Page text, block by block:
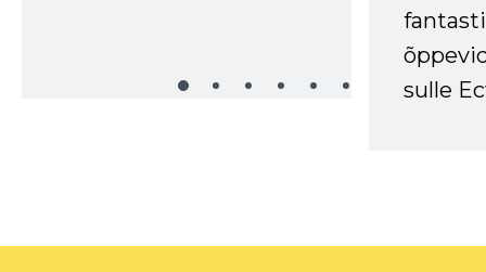
sulle